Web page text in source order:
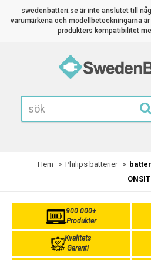
swedenbatteri.se är inte anslutet till
varumärkena och modellbeteckningarna
produkters kompatibilitet
Hem Philips batterier
900 000+
Produkter
Kvalitets
Garanti